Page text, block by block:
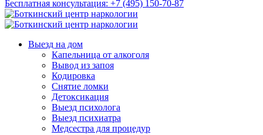
Бесплатная консультация: +7 (495) 150-70-87
Выезд на дом
Капельница от алкоголя
Вывод из запоя
Кодировка
Снятие ломки
Детоксикация
Выезд психолога
Выезд психиатра
Медсестра для процедур